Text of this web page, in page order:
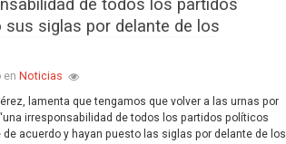
de todos los partidos
siglas por delante de los
en Noticias
lamenta que tengamos que volver a las urnas por
irresponsabilidad de todos los partidos políticos
acuerdo y hayan puesto las siglas por delante de los